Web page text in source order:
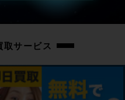
りません。
クター・その他画像のスモールパ
ません。別途ご用意下さい。
取サービス